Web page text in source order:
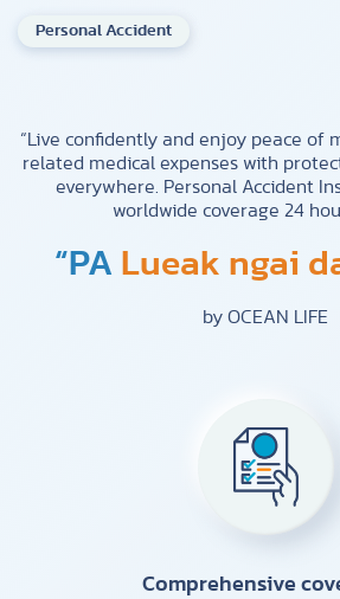
Personal Accident
“Live confidently and enjoy peace of
related medical expenses with
everywhere. Personal Accident
worldwide coverage 24
“PA Lueak ngai
by OCEAN LIFE
Comprehensive